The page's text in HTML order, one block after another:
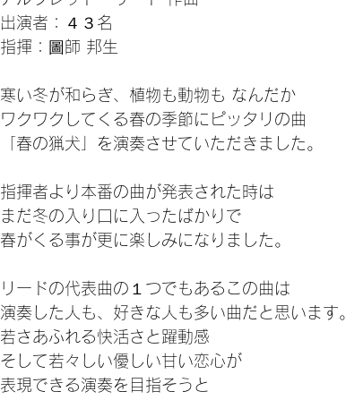
出演者：４３名
指揮：圖師 邦生
寒い冬が和らぎ、植物も動物も なんだか
ワクワクしてくる春の季節にピッタリの曲
「春の猟犬」を演奏させていただきました。
指揮者より本番の曲が発表された時は
まだ冬の入り口に入ったばかりで
春がくる事が更に楽しみになりました。
リードの代表曲の１つでもあるこの曲は
演奏した人も、好きな人も多い曲だと思います。
若さあふれる快活さと躍動感
そして若々しい優しい甘い恋心が
表現できる演奏を目指そうと